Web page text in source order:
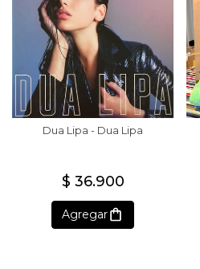
Dua Lipa - Dua Lipa
$ 36.900
Agregar